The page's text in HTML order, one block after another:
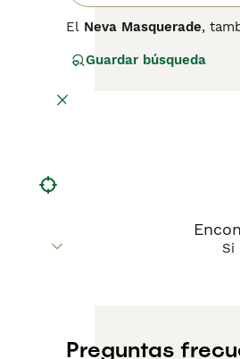
El Neva Masquerade,
patrón de puntos más
a su temperamento, el
animales, siendo
beneficiar a personas
raza es especialmente
masquerade comprar",
Guardar búsqueda
Si
Preguntas